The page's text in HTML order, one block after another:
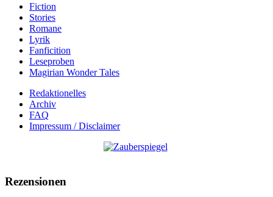
Fiction
Stories
Romane
Lyrik
Fanficition
Leseproben
Magirian Wonder Tales
Redaktionelles
Archiv
FAQ
Impressum / Disclaimer
Rezensionen